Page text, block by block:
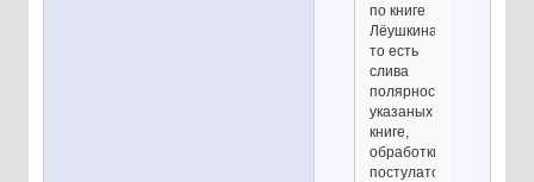
по книге
Лёушкина,
то есть
слива
полярностей
указаных
книге,
обработки
постулатов